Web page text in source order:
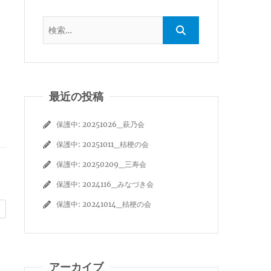
最近の投稿
保護中: 20251026_萩乃会
保護中: 20251011_桔梗の会
保護中: 20250209_三寿会
保護中: 2024116_みなづき会
保護中: 20241014_桔梗の会
アーカイブ